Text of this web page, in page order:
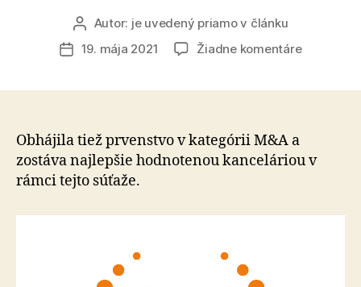
Autor
článku
Autor: je uvedený priamo v článku
Dátum
19. mája 2021 Žiadne komentárena
stáva
Obhájila tiež prvenstvo v kategórii M&A a
zostáva najlepšie hodnotenou kanceláriou v
rámci tejto súťaže.